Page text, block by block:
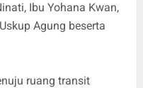
Ibu Yohana Kwan,
Agung beserta
ruang transit